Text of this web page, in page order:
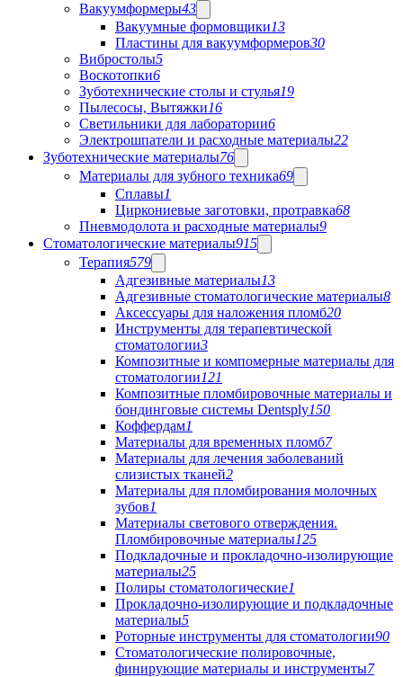
Вакуумформеры43
Вакуумные формовщики13
Пластины для вакуумформеров30
Вибростолы5
Воскотопки6
Зуботехнические столы и стулья19
Пылесосы, Вытяжки16
Светильники для лаборатории6
Электрошпатели и расходные материалы22
Зуботехнические материалы76
Материалы для зубного техника69
Сплавы1
Циркониевые заготовки, протравка68
Пневмодолота и расходные материалы9
Стоматологические материалы915
Терапия579
Адгезивные материалы13
Адгезивные стоматологические материалы8
Аксессуары для наложения пломб20
Инструменты для терапевтической
стоматологии3
Композитные и компомерные материалы для
стоматологии121
Композитные пломбировочные материалы и
бондинговые системы Dentsply150
Коффердам1
Материалы для временных пломб7
Материалы для лечения заболеваний
слизистых тканей2
Материалы для пломбирования молочных
зубов1
Материалы светового отверждения.
Пломбировочные материалы125
Подкладочные и прокладочно-изолирующие
материалы25
Полиры стоматологические1
Прокладочно-изолирующие и подкладочные
материалы5
Роторные инструменты для стоматологии90
Стоматологические полировочные,
финирующие материалы и инструменты7